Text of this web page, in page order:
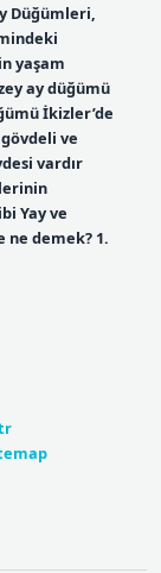
Düğümleri,
yaşam
ay düğümü
İkizler’de
ve
vardır
Yay ve
ne demek? 1.